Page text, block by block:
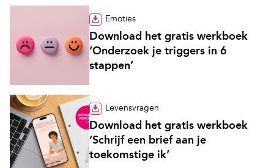
Emoties
Download het gratis werkboek
‘Onderzoek je triggers in 6
stappen’
Levensvragen
Download het gratis werkboek
‘Schrijf een brief aan je
toekomstige ik’